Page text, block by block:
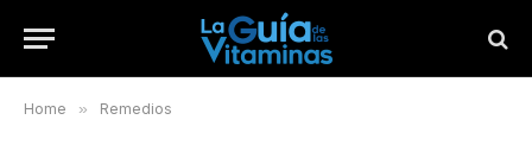
Home » Remedios